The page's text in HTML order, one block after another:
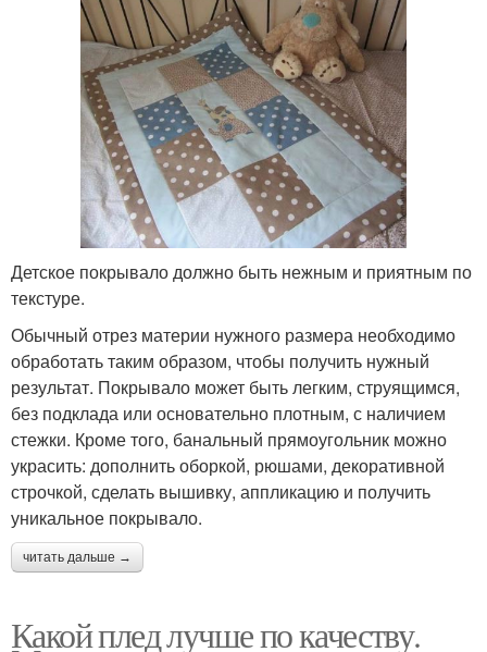
Детское покрывало должно быть нежным и приятным по
текстуре.
Обычный отрез материи нужного размера необходимо
обработать таким образом, чтобы получить нужный
результат. Покрывало может быть легким, струящимся,
без подклада или основательно плотным, с наличием
стежки. Кроме того, банальный прямоугольник можно
украсить: дополнить оборкой, рюшами, декоративной
строчкой, сделать вышивку, аппликацию и получить
уникальное покрывало.
читать дальше →
Какой плед лучше по качеству.